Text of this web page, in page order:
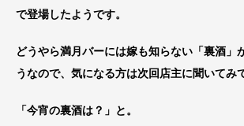
で登場したようです。
どうやら満月バーには嫁も知らない「裏酒」
うなので、気になる方は次回店主に聞いてみ
「今宵の裏酒は？」と。